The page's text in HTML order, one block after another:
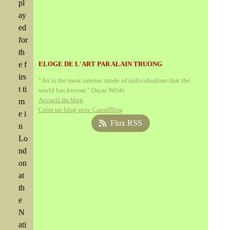
pl
ay
ed
for
th
e f
irs
t ti
m
e i
n
Lo
nd
on
at
th
e
N
ati
ELOGE DE L'ART PAR ALAIN TRUONG
"Art is the most intense mode of individualism that the
world has known." Oscar Wilde
Accueil du blog
Créer un blog avec CanalBlog
Flux RSS